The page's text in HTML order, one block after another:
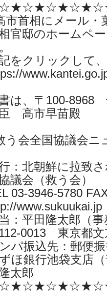
市首相にメール・
官邸のホームペ
をクリックして
は、〒100-8968
高市早苗殿
う会全国協議会ニ
：北朝鮮に拉致
議会（救う会）
03-3946-5780
www.sukuukai.jp
：平田隆太郎（
0013 東京都文
パ振込先：郵便
ほ銀行池袋支店
太郎